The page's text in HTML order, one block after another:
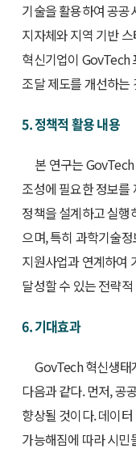
기술을 활용하여 공공
지자체와 지역 기반
혁신기업이 GovTech
조달 제도를 개선하는
5. 정책적 활용 내용
본 연구는
조성에 필요한 정보
정책을 설계하고 실행
으며, 특히 과학기술
지원사업과 연계하여
달성할 수 있는 전략
6. 기대효과
GovTech 혁신생태
다음과 같다. 먼저, 공
향상될 것이다. 데이
가능해짐에 따라 시민